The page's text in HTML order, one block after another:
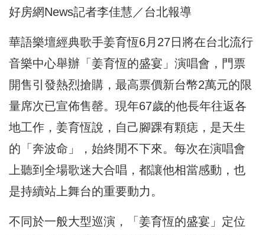
好房網News記者李佳慧／台北報導
華語樂壇經典歌手姜育恆6月27日將在台北流行
音樂中心舉辦「姜育恆的盛宴」演唱會，門票
開售引發熱烈搶購，最高票價新台幣2萬元的限
量席次已宣佈售罄。現年67歲的他長年往返各
地工作，姜育恆說，自己腳踝有顆痣，是天生
的「奔波命」，始終閒不下來。每次在演唱會
上聽到全場歌迷大合唱，都讓他相當感動，也
是持續站上舞台的重要動力。
不同於一般大型巡演，「姜育恆的盛宴」定位